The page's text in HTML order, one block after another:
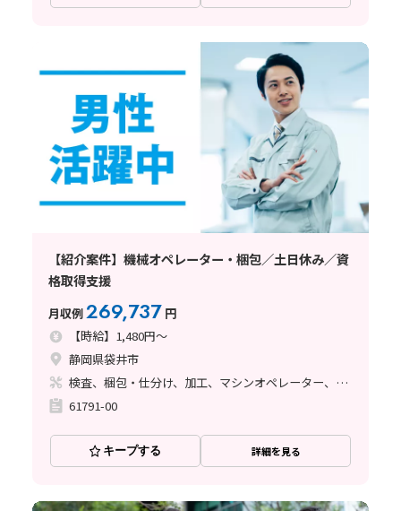
【紹介案件】機械オペレーター・梱包／土日休み／資
格取得支援
月収例269,737 円
【時給】1,480円～
静岡県袋井市
検査、梱包・仕分け、加工、マシンオペレーター、玉掛け・クレーン
61791-00
キープする 詳細を見る